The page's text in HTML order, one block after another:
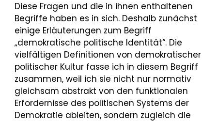
Diese Fragen und die in ihnen enthaltenen
Begriffe haben es in sich. Deshalb zunächst
einige Erläuterungen zum Begriff
„demokratische politische Identität“. Die
vielfältigen Definitionen von demokratischer
politischer Kultur fasse ich in diesem Begriff
zusammen, weil ich sie nicht nur normativ
gleichsam abstrakt von den funktionalen
Erfordernisse des politischen Systems der
Demokratie ableiten, sondern zugleich die